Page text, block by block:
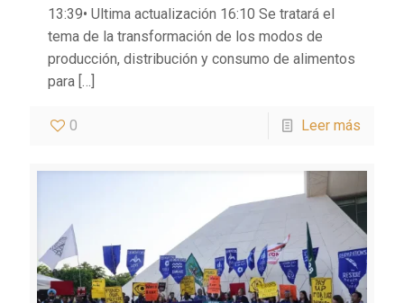
13:39• Ultima actualización 16:10 Se tratará el
tema de la transformación de los modos de
producción, distribución y consumo de alimentos
para […]
0 Leer más